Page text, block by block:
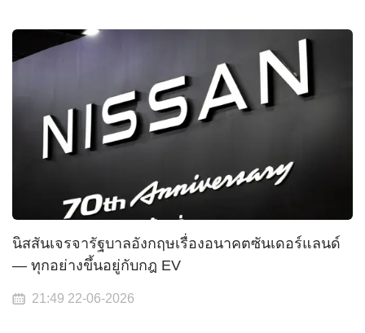
นิสสันเจรจารัฐบาลอังกฤษเรื่องอนาคตซันเดอร์แลนด์
— ทุกอย่างขึ้นอยู่กับกฎ EV
21:49 22-06-2026